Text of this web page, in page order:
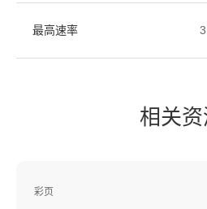
最高速率
相关
彩页